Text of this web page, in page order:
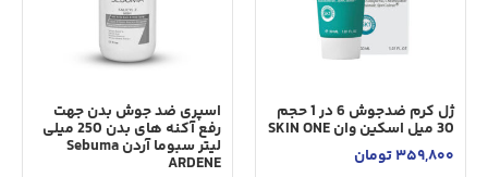
ژل کرم ضدجوش 6 در 1 حجم
30 میل اسکین وان SKIN ONE
359,800تومان
اسپری ضد جوش بدن جهت
رفع آکنه های بدن 250 میلی
لیتر سبوما آردن Sebuma
ARDENE